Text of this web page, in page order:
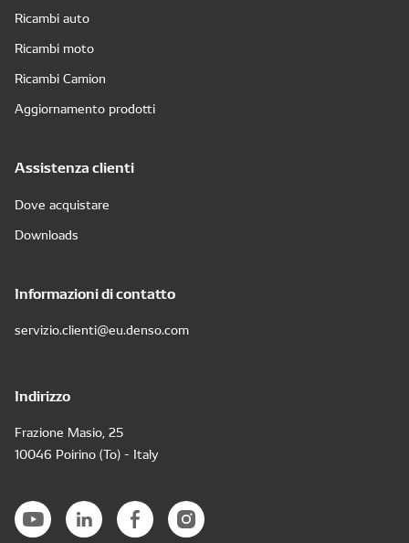
Ricambi auto
Ricambi moto
Ricambi Camion
Aggiornamento prodotti
Assistenza clienti
Dove acquistare
Downloads
Informazioni di contatto
servizio.clienti@eu.denso.com
Indirizzo
Frazione Masio, 25
10046 Poirino (To) - Italy